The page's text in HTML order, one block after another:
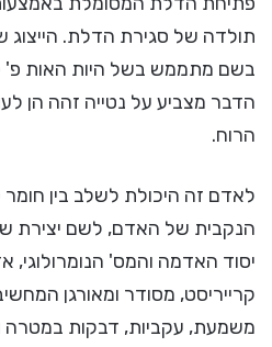
תולדה של סגירת הדלת. הייצוג
בשם מתממש בשל היות האות פ'
הדבר מצביע על נטייה זהה הן
הרוח.
לאדם זה היכולת לשלב בין
הנקבית של האדם, לשם יצירת
יסוד האדמה והמס' הנומרולוגי,
קרייריסט, מסודר ומאורגן
משמעת, עקביות, דבקות במטרה